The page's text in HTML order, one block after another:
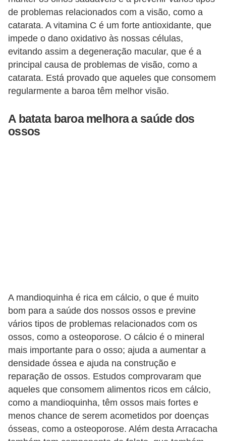
de problemas relacionados com a visão, como a
catarata. A vitamina C é um forte antioxidante, que
impede o dano oxidativo às nossas células,
evitando assim a degeneração macular, que é a
principal causa de problemas de visão, como a
catarata. Está provado que aqueles que consomem
regularmente a baroa têm melhor visão.
A batata baroa melhora a saúde dos
ossos
A mandioquinha é rica em cálcio, o que é muito
bom para a saúde dos nossos ossos e previne
vários tipos de problemas relacionados com os
ossos, como a osteoporose. O cálcio é o mineral
mais importante para o osso; ajuda a aumentar a
densidade óssea e ajuda na construção e
reparação de ossos. Estudos comprovaram que
aqueles que consomem alimentos ricos em cálcio,
como a mandioquinha, têm ossos mais fortes e
menos chance de serem acometidos por doenças
ósseas, como a osteoporose. Além desta Arracacha